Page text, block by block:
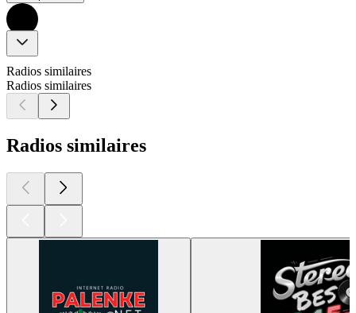
Radios similaires
Radios similaires
Radios similaires